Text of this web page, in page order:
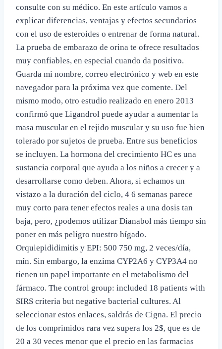
consulte con su médico. En este artículo vamos a
explicar diferencias, ventajas y efectos secundarios
con el uso de esteroides o entrenar de forma natural.
La prueba de embarazo de orina te ofrece resultados
muy confiables, en especial cuando da positivo.
Guarda mi nombre, correo electrónico y web en este
navegador para la próxima vez que comente. Del
mismo modo, otro estudio realizado en enero 2013
confirmó que Ligandrol puede ayudar a aumentar la
masa muscular en el tejido muscular y su uso fue bien
tolerado por sujetos de prueba. Entre sus beneficios
se incluyen. La hormona del crecimiento HC es una
sustancia corporal que ayuda a los niños a crecer y a
desarrollarse como deben. Ahora, si echamos un
vistazo a la duración del ciclo, 4 6 semanas parece
muy corto para tener efectos reales a una dosis tan
baja, pero, ¿podemos utilizar Dianabol más tiempo sin
poner en más peligro nuestro hígado.
Orquiepididimitis y EPI: 500 750 mg, 2 veces/día,
mín. Sin embargo, la enzima CYP2A6 y CYP3A4 no
tienen un papel importante en el metabolismo del
fármaco. The control group: included 18 patients with
SIRS criteria but negative bacterial cultures. Al
seleccionar estos enlaces, saldrás de Cigna. El precio
de los comprimidos rara vez supera los 2$, que es de
20 a 30 veces menor que el precio en las farmacias